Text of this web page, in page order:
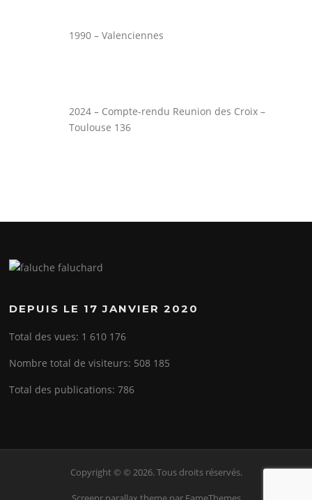
1990 – Valenciennes
2024 – Compte-rendu Reunion des Croix –
Toulouse 136
DEPUIS LE 17 JANVIER 2020
Total des vues: 1 610 176
Nombre total de visiteurs: 508 185
Total des publications:786
Copyright © © 2026. Tous droits réservés.